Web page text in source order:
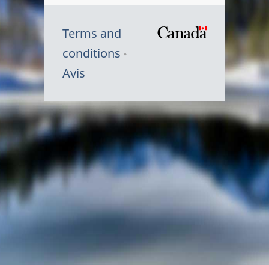
Terms and
conditions
Avis
Symbole
du
Canada